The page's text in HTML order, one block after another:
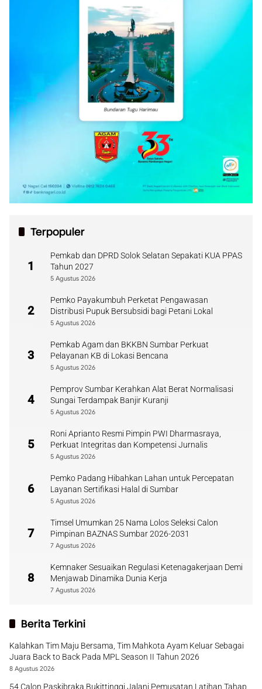
Terpopuler
1
Pemkab dan DPRD Solok Selatan Sepakati KUA PPAS
Tahun 2027
5 Agustus 2026
2
Pemko Payakumbuh Perketat Pengawasan
Distribusi Pupuk Bersubsidi bagi Petani Lokal
5 Agustus 2026
3
Pemkab Agam dan BKKBN Sumbar Perkuat
Pelayanan KB di Lokasi Bencana
5 Agustus 2026
4
Pemprov Sumbar Kerahkan Alat Berat Normalisasi
Sungai Terdampak Banjir Kuranji
5 Agustus 2026
5
Roni Aprianto Resmi Pimpin PWI Dharmasraya,
Perkuat Integritas dan Kompetensi Jurnalis
5 Agustus 2026
6
Pemko Padang Hibahkan Lahan untuk Percepatan
Layanan Sertifikasi Halal di Sumbar
5 Agustus 2026
7
Timsel Umumkan 25 Nama Lolos Seleksi Calon
Pimpinan BAZNAS Sumbar 2026-2031
7 Agustus 2026
8
Kemnaker Sesuaikan Regulasi Ketenagakerjaan Demi
Menjawab Dinamika Dunia Kerja
7 Agustus 2026
Berita Terkini
Kalahkan Tim Maju Bersama, Tim Mahkota Ayam Keluar Sebagai
Juara Back to Back Pada MPL Season II Tahun 2026
8 Agustus 2026
54 Calon Paskibraka Bukittinggi Jalani Pemusatan Latihan Tahap